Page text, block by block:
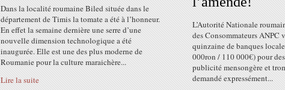
Dans la localité roumaine Biled située dans le
département de Timis la tomate a été à l’honneur.
En effet la semaine dernière une serre d’une
nouvelle dimension technologique a été
inaugurée. Elle est une des plus moderne de
Roumanie pour la culture maraichère...
Lire la suite
L’Autorité Nationale
des Consommateurs ANPC
quinzaine de banques
000ron / 110 000€) pour
publicité mensongère et
demandé expressément...